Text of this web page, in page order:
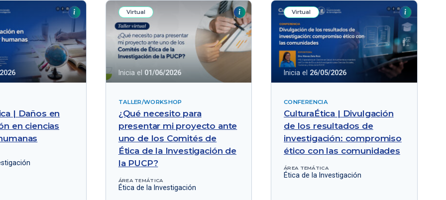
| Daños en
en ciencias
Virtual
Inicia el 01/06/2026
TALLER/WORKSHOP
¿Qué necesito para
presentar mi proyecto ante
uno de los Comités de
Ética de la Investigación de
la PUCP?
ÁREA TEMÁTICA
Ética de la Investigación
Virtual
Inicia el 26/05/2026
CONFERENCIA
CulturaÉtica | Divulgación
de los resultados de
investigación: compromiso
ético con las comunidades
ÁREA TEMÁTICA
Ética de la Investigación